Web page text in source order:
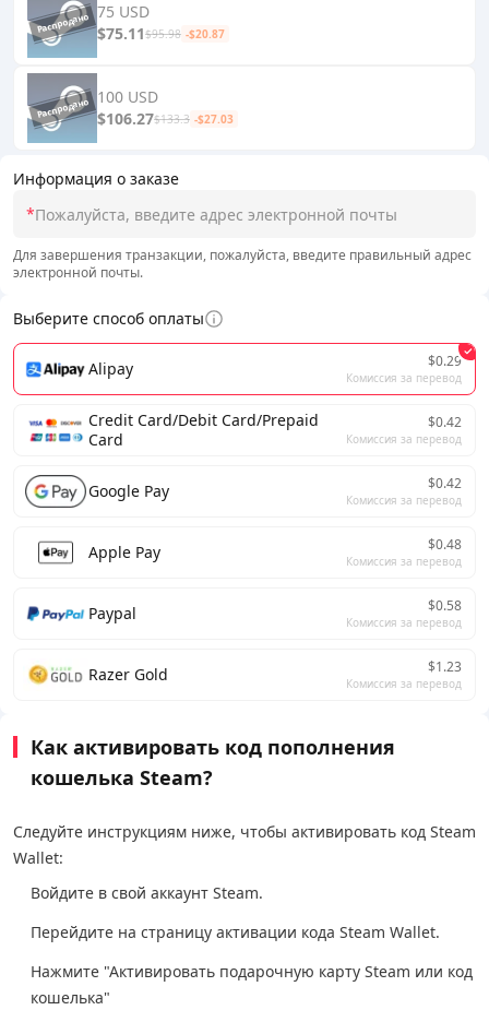
Информация о заказе
*
Для завершения транзакции, пожалуйста, введите правильный адрес
электронной почты.
Выберите способ оплаты
Alipay $0.29
Комиссия за перевод
Credit Card/Debit Card/Prepaid
Card
$0.42
Комиссия за перевод
Google Pay $0.42
Комиссия за перевод
Apple Pay $0.48
Комиссия за перевод
Paypal $0.58
Комиссия за перевод
Razer Gold $1.23
Комиссия за перевод
75 USD
$75.11$95.98 -$20.87
100 USD
$106.27$133.3 -$27.03
Как активировать код пополнения
кошелька Steam?
Следуйте инструкциям ниже, чтобы активировать код Steam
Wallet:
Войдите в свой аккаунт Steam.
Перейдите на страницу активации кода Steam Wallet.
Нажмите "Активировать подарочную карту Steam или код
кошелька"